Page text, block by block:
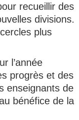
recueillir des
divisions.
plus
l’année
progrès et des
enseignants de
bénéfice de la